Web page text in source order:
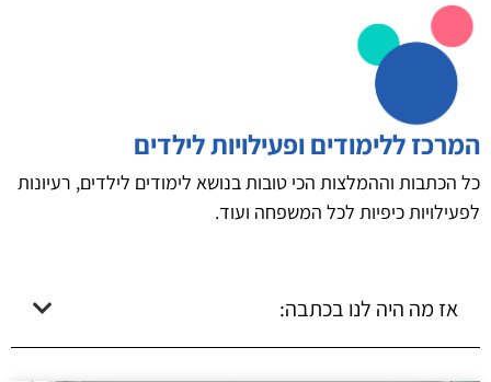
המרכז ללימודים ופעילויות לילדים
כל הכתבות וההמלצות הכי טובות בנושא לימודים לילדים, רעיונות
לפעילויות כיפיות לכל המשפחה ועוד.
אז מה היה לנו בכתבה: